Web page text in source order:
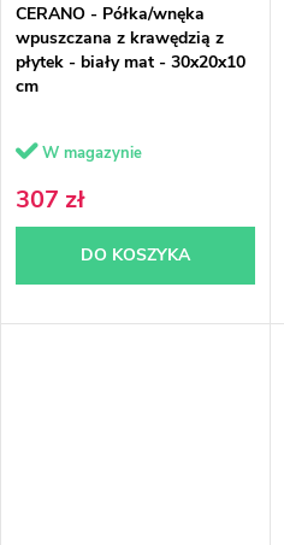
CERANO - Półka/wnęka
wpuszczana z krawędzią z
płytek - biały mat - 30x20x10
cm
W magazynie
307 zł
DO KOSZYKA